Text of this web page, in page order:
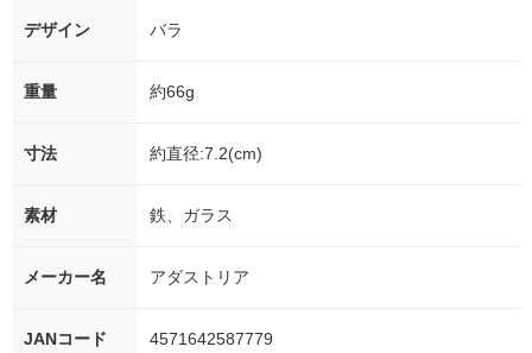
デザイン バラ
重量 約66g
寸法 約直径:7.2(cm)
素材 鉄、ガラス
メーカー名 アダストリア
JANコード 4571642587779